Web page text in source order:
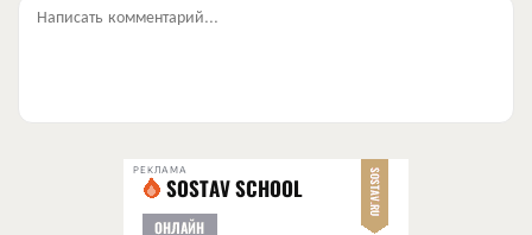
Написать комментарий...
РЕКЛАМА